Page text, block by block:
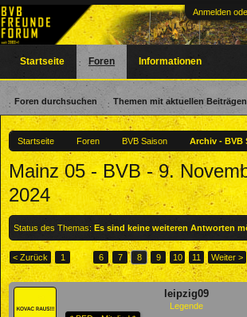
Anmelden
Startseite Foren BVB Saison Archiv - BVB
Mainz 05 - BVB - 9.
2024
Status des Themas: Es sind keine weiteren Antworten
< Zurück 1 ← 6 7 8 9 10 11 Weiter >
leipzig09
Legende
Startseite Foren
Foren durchsuchen Themen mit aktuellen Beiträgen
Informationen